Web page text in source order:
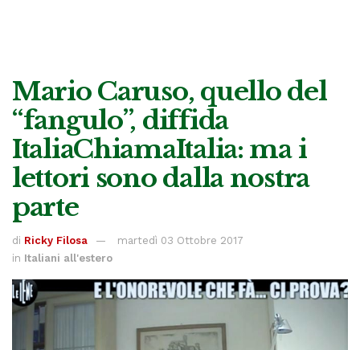
Mario Caruso, quello del
“fangulo”, diffida
ItaliaChiamaItalia: ma i
lettori sono dalla nostra
parte
di Ricky Filosa
martedì 03 Ottobre 2017
in Italiani all'estero